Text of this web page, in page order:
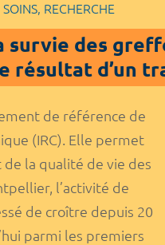
RECHERCHE
des
résultat d’un
de référence de
(IRC). Elle permet
la qualité de vie des
l’activité de
de croître depuis 20
parmi les premiers